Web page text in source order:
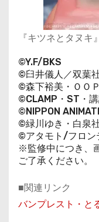
『キツネとタヌキ
©Y.F/BKS
©臼井儀人／双葉
©森下裕美・ＯＯ
©CLAMP・ST・
©NIPPON
©緑川ゆき・白泉
©アタモト/フロン
※監修中につき、
ご了承ください。
■関連リンク
バンプレスト・と